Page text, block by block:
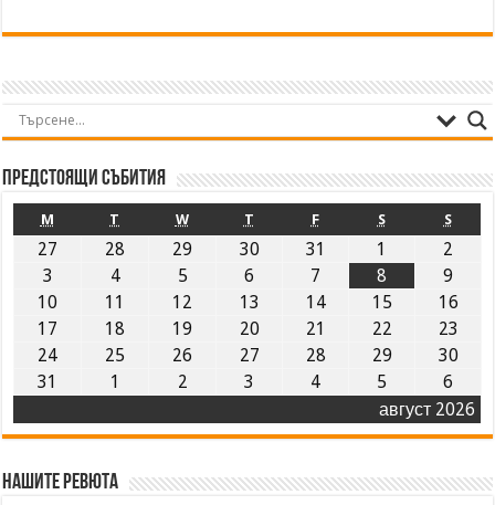
Предстоящи събития
август 2026
M T W T F S S
27 28 29 30 31 1
2
3
4 5 6 7 8
9
10
11 12 13 14 15
16
17
18 19 20 21 22
23
24
25 26 27 28 29
30
31
1 2 3 4 5 6
Нашите ревюта